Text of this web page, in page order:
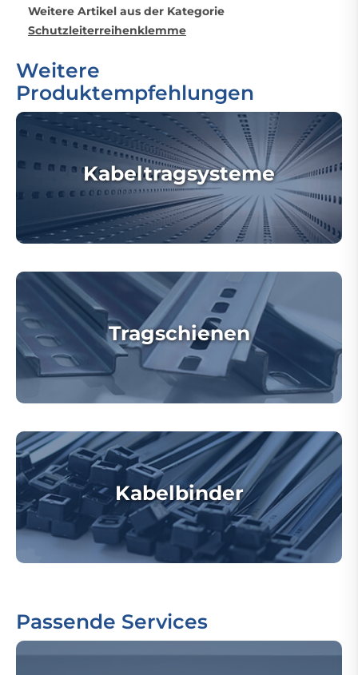
Weitere Artikel aus der Kategorie
Schutzleiterreihenklemme
Weitere
Produktempfehlungen
Kabeltragsysteme
Tragschienen
Kabelbinder
Passende Services